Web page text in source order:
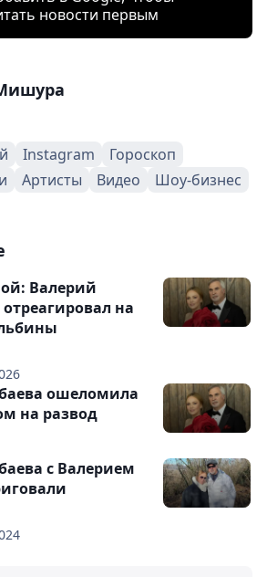
новости первым
Instagram
Гороскоп
Артисты Видео
Шоу-бизнес
Валерий
на
ошеломила
на развод
с Валерием